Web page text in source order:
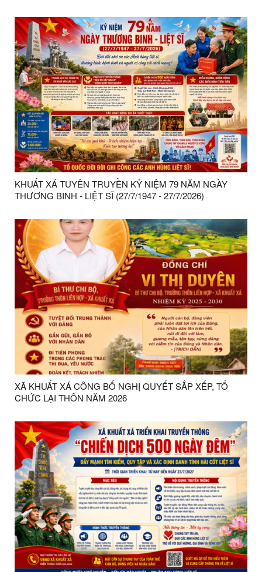
KHUẤT XÁ TUYÊN TRUYỀN KỶ NIỆM 79 NĂM NGÀY
THƯƠNG BINH - LIỆT SĨ (27/7/1947 - 27/7/2026)
XÃ KHUẤT XÁ CÔNG BỐ NGHỊ QUYẾT SẮP XẾP, TỔ
CHỨC LẠI THÔN NĂM 2026